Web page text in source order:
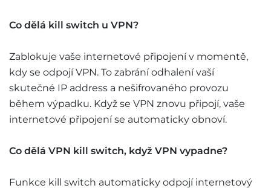
Co dělá kill switch u VPN?
Zablokuje vaše internetové připojení v momentě,
kdy se odpojí VPN. To zabrání odhalení vaší
skutečné IP address a nešifrovaného provozu
během výpadku. Když se VPN znovu připojí, vaše
internetové připojení se automaticky obnoví.
Co dělá VPN kill switch, když VPN vypadne?
Funkce kill switch automaticky odpojí internetový